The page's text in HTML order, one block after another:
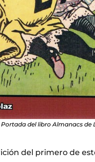
Portada del libro Almanacs de
del primero de